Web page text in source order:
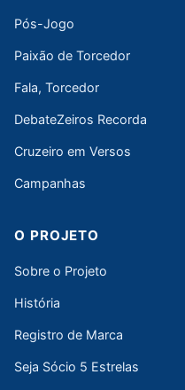
Pós-Jogo
Paixão de Torcedor
Fala, Torcedor
DebateZeiros Recorda
Cruzeiro em Versos
Campanhas
O PROJETO
Sobre o Projeto
História
Registro de Marca
Seja Sócio 5 Estrelas